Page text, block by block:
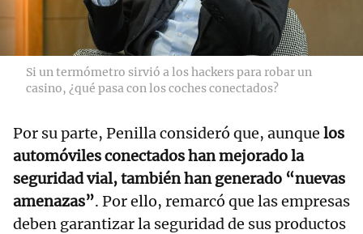
Si un termómetro sirvió a los hackers para robar un
casino, ¿qué pasa con los coches conectados?
Por su parte, Penilla consideró que, aunque los
automóviles conectados han mejorado la
seguridad vial, también han generado “nuevas
amenazas”. Por ello, remarcó que las empresas
deben garantizar la seguridad de sus productos